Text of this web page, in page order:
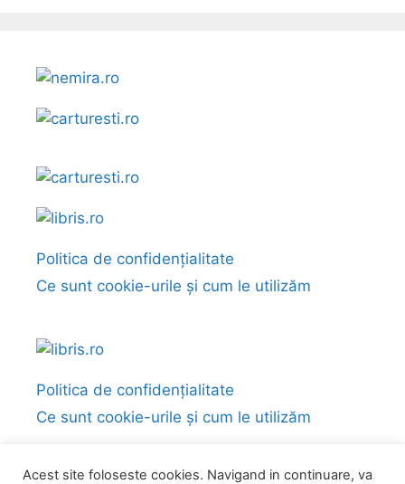
Politica de confidențialitate
Ce sunt cookie-urile și cum le utilizăm
Politica de confidențialitate
Ce sunt cookie-urile și cum le utilizăm
Acest site foloseste cookies. Navigand in continuare, va